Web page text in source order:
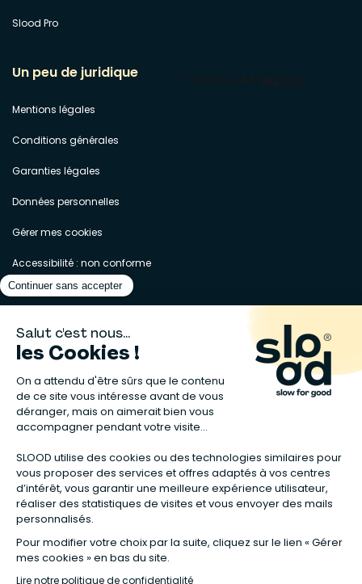
Slood Pro
Un peu de juridique
Mentions légales
Conditions générales
Garanties légales
Données personnelles
Gérer mes cookies
Accessibilité : non conforme
Matelas naturels⋅Graines bio⋅ Lits bébés en bois⋅Déodorant bio⋅Sapin
en bois⋅Complement alimentaire naturel
Calendrier de l’Avent gourmand⋅Couche bio⋅Anti-nuisible⋅Poeles
Ventilateurs de plafond